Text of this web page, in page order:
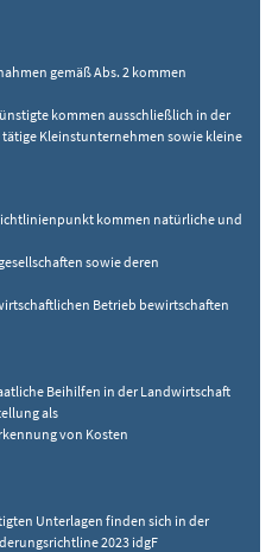
gemäß Abs. 2 kommen
kommen ausschließlich in der
Kleinstunternehmen sowie kleine
kommen natürliche und
sowie deren
Betrieb bewirtschaften
Beihilfen in der Landwirtschaft
als
von Kosten
Unterlagen finden sich in der
2023 idgF